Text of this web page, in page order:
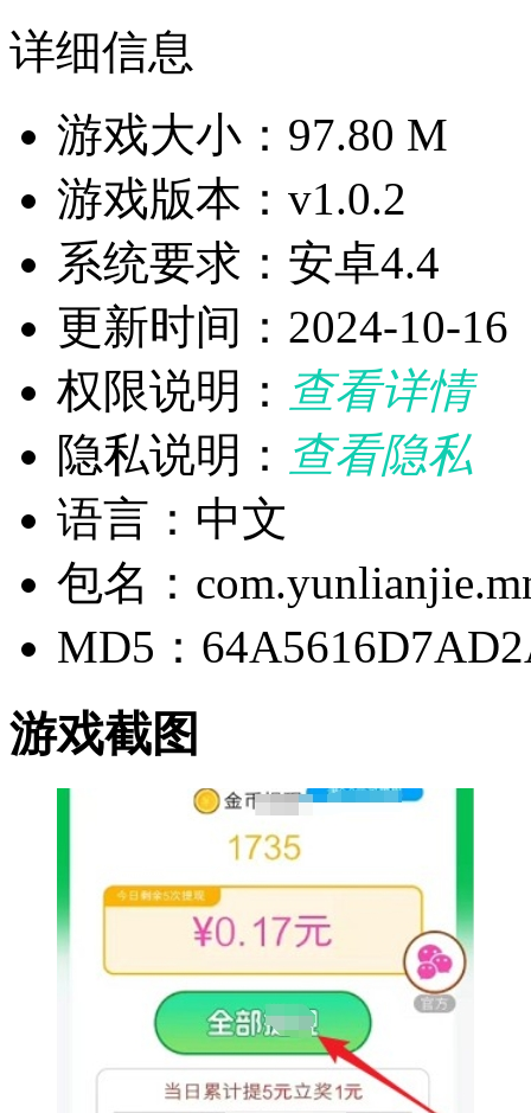
详细信息
游戏大小：97.80 M
游戏版本：v1.0.2
系统要求：安卓4.4
更新时间：2024-10-16
权限说明： 查看详情
隐私说明： 查看隐私
语言：中文
包名：
MD5：
游戏截图